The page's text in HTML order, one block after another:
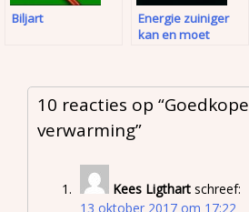
Biljart
Energie zuiniger
kan en moet
10 reacties op “
verwarming”
Kees Ligthart schreef:
13 oktober 2017 om 17:22